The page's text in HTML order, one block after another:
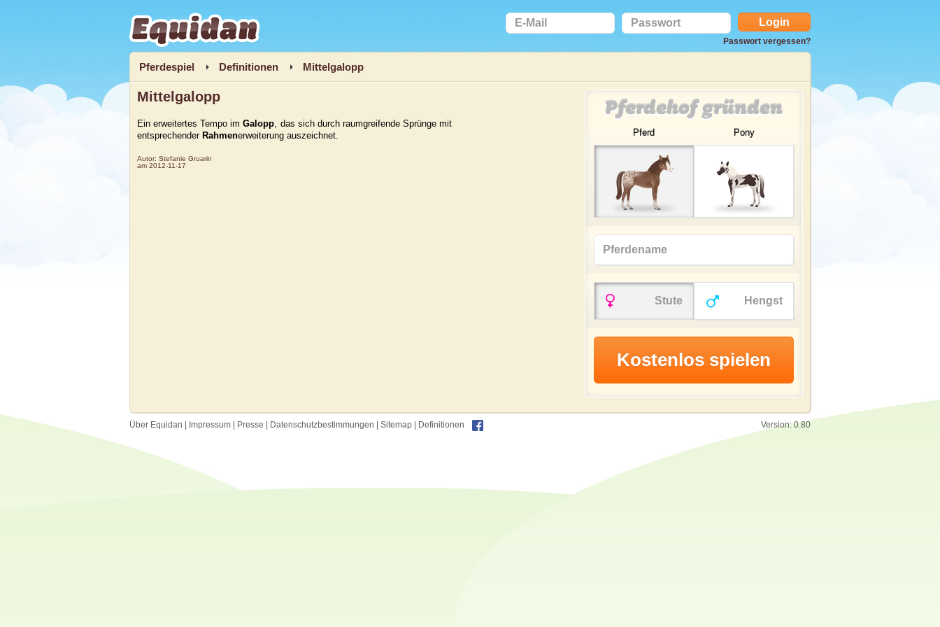
Equidan
Passwort vergessen?
Pferdespiel Definitionen Mittelgalopp
Mittelgalopp
Ein erweitertes Tempo imGalopp, das sich durch raumgreifende Sprünge mit
entsprechender Rahmenerweiterung auszeichnet.
Autor: Stefanie Gruarin
am 2012-11-17
Pferdehof gründen
Pferd Pony
Stute Hengst
Über Equidan Impressum Presse Datenschutzbestimmungen Sitemap Definitionen Version: 0.80